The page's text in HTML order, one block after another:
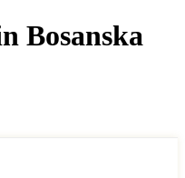
Bosanska